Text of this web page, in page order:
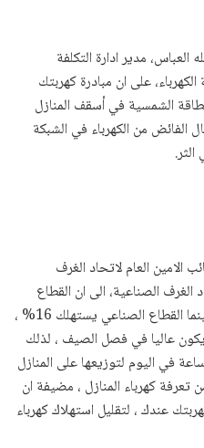
مدير ادارة التكلفة
على ان مبادرة كهربتك
الشمسية في أسقف المنازل
الفائض من الكهرباء في الشبكة
الامين العام لاتحاد الغرف
الغرف الصناعية، الى ان القطاع
السكني يستهلك 62% من الكهرباء، بينما القطاع الصناعي يستهلك 16% ،
عاليا في فصل الصيف ، لذلك
قطع الامداد الكهربائي ، لمدة 12 ساعة في اليوم لتوزيعها على المنازل
تعرفة كهرباء المنازل ، مضيفة ان
عندك ، لتقليل استهلاك كهرباء